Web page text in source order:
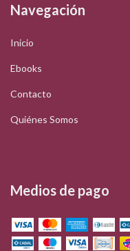
Navegación
Inicio
Ebooks
Contacto
Quiénes Somos
Medios de pago